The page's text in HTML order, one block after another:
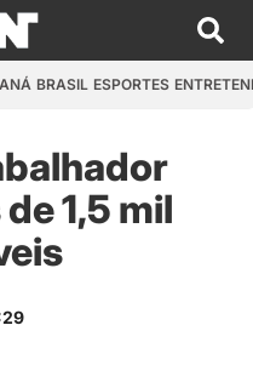
BRASIL ESPORTES
1,5 mil